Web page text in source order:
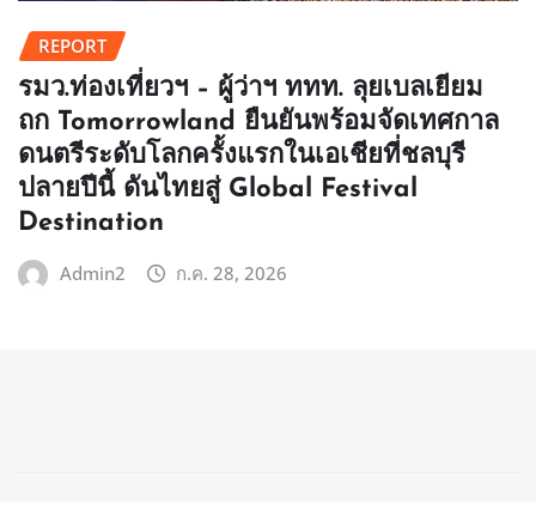
REPORT
รมว.ท่องเที่ยวฯ – ผู้ว่าฯ ททท. ลุยเบลเยียม
ถก Tomorrowland ยืนยันพร้อมจัดเทศกาล
ดนตรีระดับโลกครั้งแรกในเอเชียที่ชลบุรี
ปลายปีนี้ ดันไทยสู่ Global Festival
Destination
Admin2 ก.ค. 28, 2026